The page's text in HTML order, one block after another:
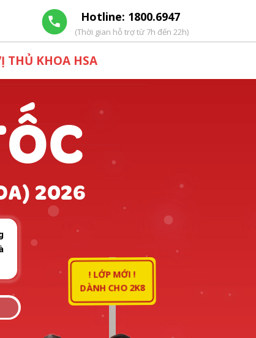
Hotline: 1800.6947
(Thời gian hỗ trợ từ 7h đến 22h)
THỦ KHOA HSA
2026
! LỚP MỚI !
DÀNH CHO 2K8